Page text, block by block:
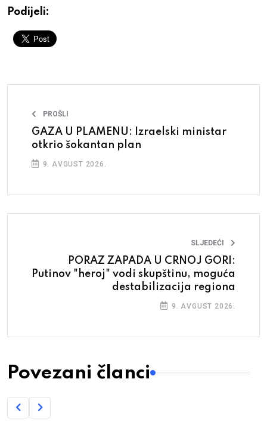
Podijeli:
PROŠLI
GAZA U PLAMENU: Izraelski ministar
otkrio šokantan plan
9. AVGUST 2026.
SLJEDEĆI
PORAZ ZAPADA U CRNOJ GORI:
Putinov "heroj" vodi skupštinu, moguća
destabilizacija regiona
9. AVGUST 2026.
Povezani članci